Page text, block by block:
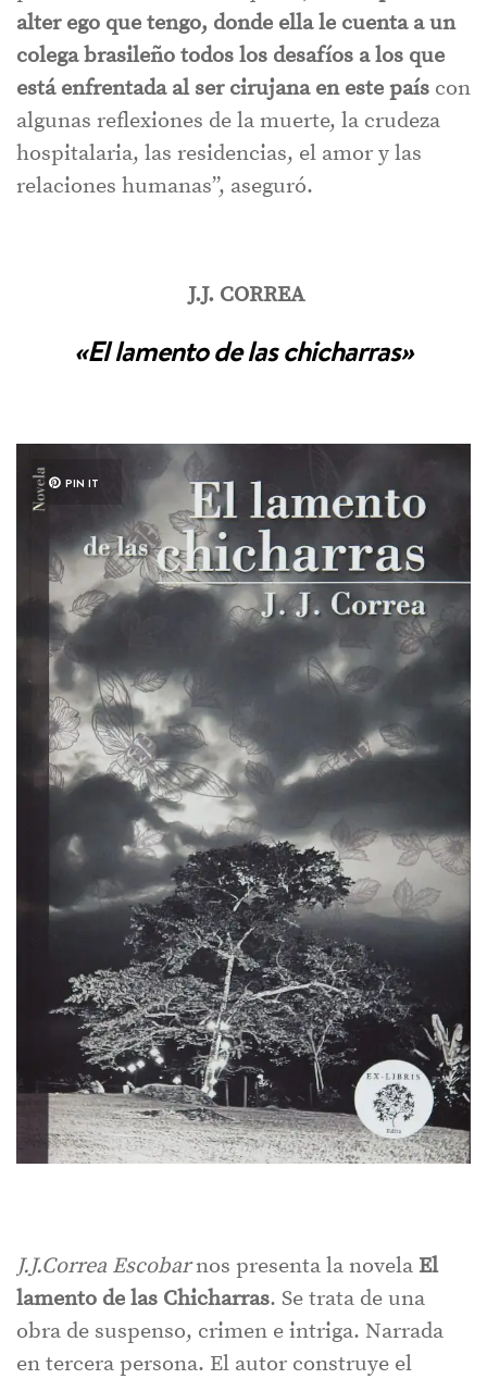
alter ego que tengo, donde ella le cuenta a un
colega brasileño todos los desafíos a los que
está enfrentada al ser cirujana en este país con
algunas reflexiones de la muerte, la crudeza
hospitalaria, las residencias, el amor y las
relaciones humanas”, aseguró.
J.J. CORREA
«El lamento de las chicharras»
PIN IT
J.J.Correa Escobarnos presenta la novela El
lamento de las Chicharras. Se trata de una
obra de suspenso, crimen e intriga. Narrada
en tercera persona. El autor construye el